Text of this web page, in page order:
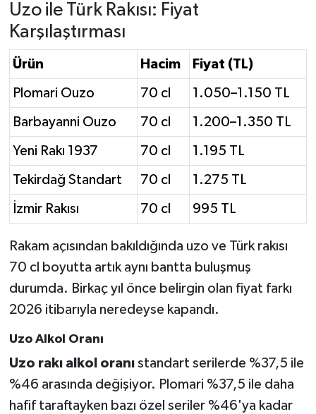
Uzo ile Türk Rakısı: Fiyat
Karşılaştırması
Ürün Hacim Fiyat (TL)
Plomari Ouzo 70 cl 1.050–1.150 TL
Barbayanni Ouzo 70 cl 1.200–1.350 TL
Yeni Rakı 1937 70 cl 1.195 TL
Tekirdağ Standart 70 cl 1.275 TL
İzmir Rakısı 70 cl 995 TL
Rakam açısından bakıldığında uzo ve Türk rakısı
70 cl boyutta artık aynı bantta buluşmuş
durumda. Birkaç yıl önce belirgin olan fiyat farkı
2026 itibarıyla neredeyse kapandı.
Uzo Alkol Oranı
Uzo rakı alkol oranıstandart serilerde %37,5 ile
%46 arasında değişiyor. Plomari %37,5 ile daha
hafif taraftayken bazı özel seriler %46'ya kadar